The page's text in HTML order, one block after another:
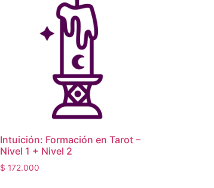
Intuición: Formación en Tarot –
Nivel 1 + Nivel 2
$ 172.000